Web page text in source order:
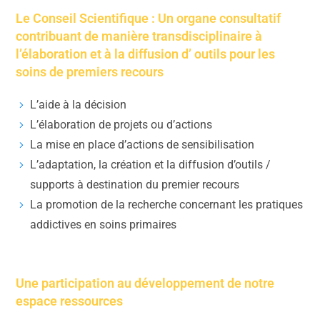
Le Conseil Scientifique : Un organe consultatif
contribuant de manière transdisciplinaire à
l’élaboration et à la diffusion d’ outils pour les
soins de premiers recours
L’aide à la décision
L’élaboration de projets ou d’actions
La mise en place d’actions de sensibilisation
L’adaptation, la création et la diffusion d’outils /
supports à destination du premier recours
La promotion de la recherche concernant les pratiques
addictives en soins primaires
Une participation au développement de notre
espace ressources